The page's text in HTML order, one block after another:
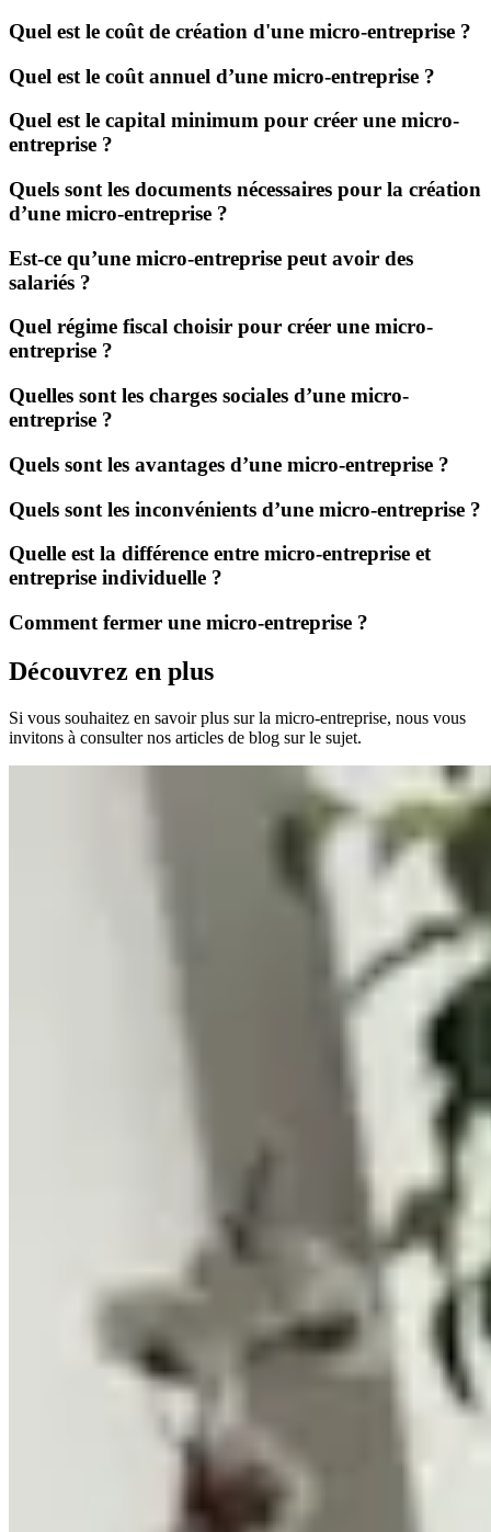
Quel est le coût de création d'une micro-entreprise ?
Quel est le coût annuel d’une micro-entreprise ?
Quel est le capital minimum pour créer une micro-
entreprise ?
Quels sont les documents nécessaires pour la création
d’une micro-entreprise ?
Est-ce qu’une micro-entreprise peut avoir des
salariés ?
Quel régime fiscal choisir pour créer une micro-
entreprise ?
Quelles sont les charges sociales d’une micro-
entreprise ?
Quels sont les avantages d’une micro-entreprise ?
Quels sont les inconvénients d’une micro-entreprise ?
Quelle est la différence entre micro-entreprise et
entreprise individuelle ?
Comment fermer une micro-entreprise ?
Découvrez en plus
Si vous souhaitez en savoir plus sur la micro-entreprise, nous vous
invitons à consulter nos articles de blog sur le sujet.